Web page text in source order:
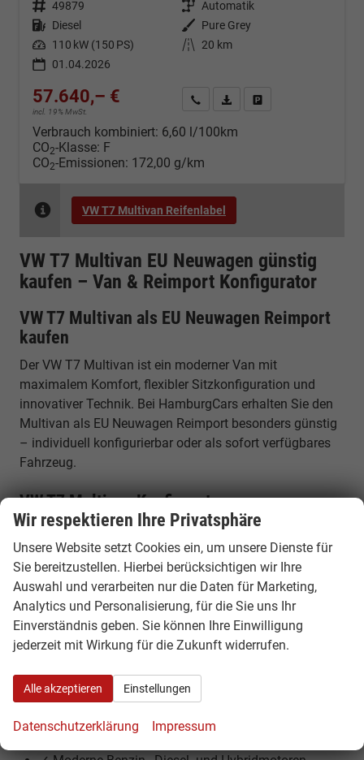
Fahrzeugnr. 49879 Getriebe Automatik
Kraftstoff Diesel Außenfarbe
Pure Grey
Leistung 110 kW (150 PS) Kilometerstand
20 km
01.04.2026
57.640,– €
incl. 19% MwSt.
Kontakt & Angebot anfordern
PDF-Datei, Fahrzeugexposé
Verbrauch kombiniert: 6,60 l/100km
CO2-Klasse: F
CO2-Emissionen: 172,00 g/km
VW T7 Multivan Reifenlabel
VW T7 Multivan EU Neuwagen günstig
kaufen – Van & Reimport Konfigurator
VW T7 Multivan als EU Neuwagen Reimport
kaufen
Der VW T7 Multivan ist ein moderner Van mit
maximalem Komfort, flexibler Sitzkonfiguration und
innovativer Technik. Bei HamburgCars erhalten Sie den
Multivan als EU Neuwagen Reimport besonders günstig
– individuell konfigurierbar oder als sofort verfügbares
Fahrzeug.
VW T7 Multivan Konfigurator –
Neubestellung ab Werk
Nutzen Sie unseren VW Multivan Konfigurator und
stellen Sie Ihr Wunschfahrzeug individuell zusammen.
Wählen Sie Motor, Ausstattung, Sitzkonfiguration und
Optionen nach Ihren Vorstellungen und bestellen Sie
Ihren Multivan direkt ab Werk zu attraktiven Konditionen.
✓ Bis zu 30% günstiger als deutsche Listenpreise
✓ Flexibler Van mit bis zu 7 Sitzplätzen
Wir respektieren Ihre Privatsphäre
Unsere Website setzt Cookies ein, um unsere Dienste für
Sie bereitzustellen. Hierbei berücksichtigen wir Ihre
Auswahl und verarbeiten nur die Daten für Marketing,
Analytics und Personalisierung, für die Sie uns Ihr
Einverständnis geben. Sie können Ihre Einwilligung
jederzeit mit Wirkung für die Zukunft widerrufen.
Alle akzeptieren Einstellungen
Datenschutzerklärung Impressum